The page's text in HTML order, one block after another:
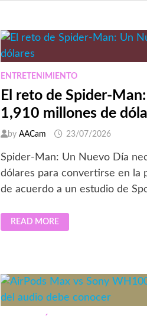
ENTRETENIMIENTO
El reto de Spider-
1,910 millones de
byAACam 23/07/2026
Spider-Man: Un Nuevo Día
dólares para convertirse en la
de acuerdo a un estudio de
EL
RETO
DÍA:
SUPERAR
LOS
1,910
MILLONES
READ MORE